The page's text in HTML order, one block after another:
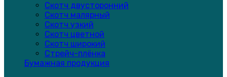
Скотч двусторонний
Скотч малярный
Скотч узкий
Скотч цветной
Скотч широкий
Стрейч-плёнка
Бумажная продукция